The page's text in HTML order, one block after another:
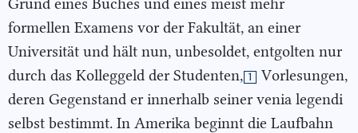
formellen Examens vor der Fakultät, an einer
Universität und hält nun, unbesoldet, entgolten nur
durch das Kolleggeld der Studenten, 1
Vorlesungen,
deren Gegenstand er innerhalb seiner venia legendi
selbst bestimmt. In Amerika beginnt die Laufbahn